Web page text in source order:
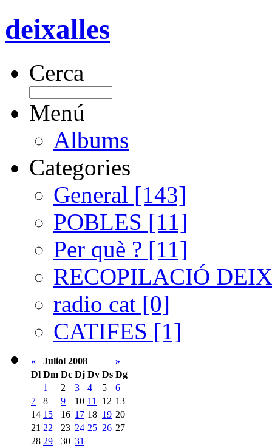
deixalles
Cerca
Menú
Albums
Categories
General [143]
POBLES [11]
Per què ? [11]
RECOPILACIÓ
radio cat [0]
CATIFES [1]
« Juliol 2008
»
Dl Dm Dc Dj Dv Ds Dg
1
2 3 4 5
6
7
8 9 10 11 12 13
14 15 16 17 18 19 20
21 22 23 24 25 26 27
28 29 30 31